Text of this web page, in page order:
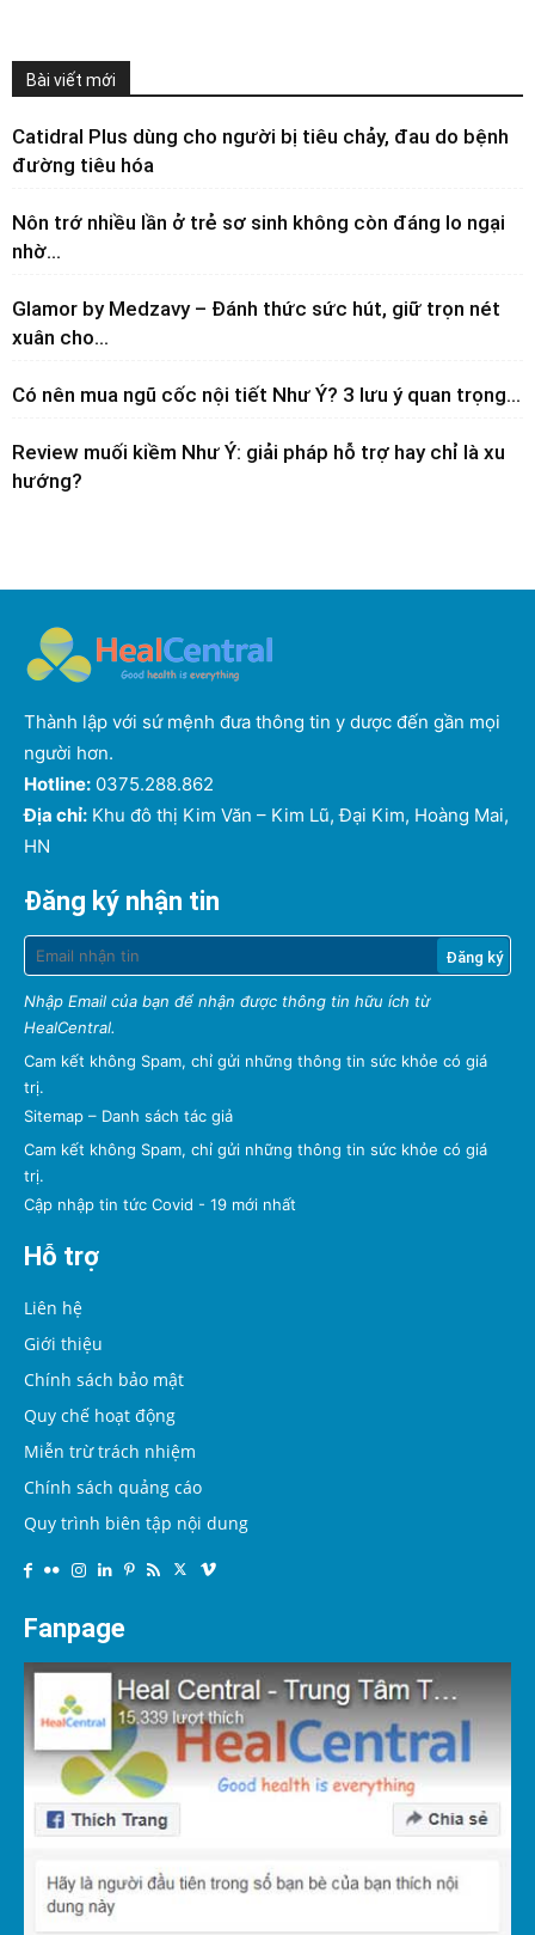
Bài viết mới
Catidral Plus dùng cho người bị tiêu chảy, đau do bệnh
đường tiêu hóa
Nôn trớ nhiều lần ở trẻ sơ sinh không còn đáng lo ngại
nhờ...
Glamor by Medzavy – Đánh thức sức hút, giữ trọn nét
xuân cho...
Có nên mua ngũ cốc nội tiết Như Ý? 3 lưu ý quan trọng...
Review muối kiềm Như Ý: giải pháp hỗ trợ hay chỉ là xu
hướng?
Thành lập với sứ mệnh đưa thông tin y dược đến gần mọi
người hơn.
Hotline: 0375.288.862
Địa chỉ: Khu đô thị Kim Văn – Kim Lũ, Đại Kim, Hoàng Mai,
HN
Đăng ký nhận tin
Nhập Email của bạn để nhận được thông tin hữu ích từ
HealCentral.
Cam kết không Spam, chỉ gửi những thông tin sức khỏe có giá
trị.
Sitemap – Danh sách tác giả
Cam kết không Spam, chỉ gửi những thông tin sức khỏe có giá
trị.
Cập nhập tin tức Covid - 19 mới nhất
Hỗ trợ
Liên hệ
Giới thiệu
Chính sách bảo mật
Quy chế hoạt động
Miễn trừ trách nhiệm
Chính sách quảng cáo
Quy trình biên tập nội dung
Fanpage